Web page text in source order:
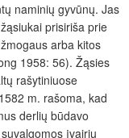
naminių gyvūnų. Jas
prisiriša prie
arba kitos
1958: 56). Žąsies
rašytiniuose
m. rašoma, kad
derlių būdavo
įvairių